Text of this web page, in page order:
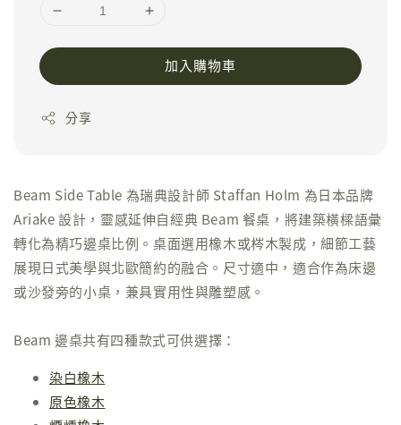
加入購物車
分享
Beam Side Table 為瑞典設計師 Staffan Holm 為日本品牌
Ariake 設計，靈感延伸自經典 Beam 餐桌，將建築橫樑語彙
轉化為精巧邊桌比例。桌面選用橡木或梣木製成，細節工藝
展現日式美學與北歐簡約的融合。尺寸適中，適合作為床邊
或沙發旁的小桌，兼具實用性與雕塑感。
Beam 邊桌共有四種款式可供選擇：
染白橡木
原色橡木